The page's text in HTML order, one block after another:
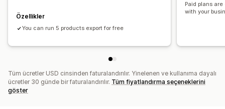
Özellikler
You can run 5 products export for free
Paid plans
with your
Tüm ücretler USD cinsinden faturalandırılır. Yinelenen ve kullanıma dayalı
ücretler 30 günde bir faturalandırılır. Tüm fiyatlandırma seçeneklerini
göster